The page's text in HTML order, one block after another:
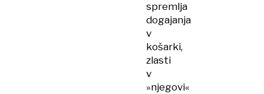
spremlja
dogajanja
v
košarki,
zlasti
v
»njegovi«